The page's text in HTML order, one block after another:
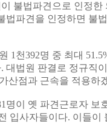
불법파견으로 인정한
법파견을 인정하면 불
1천392명 중 최대
대법원 판결로 정규직
산점과 근속을 적용하
명이 옛 파견근로자 보
입사자들이다. 이들이